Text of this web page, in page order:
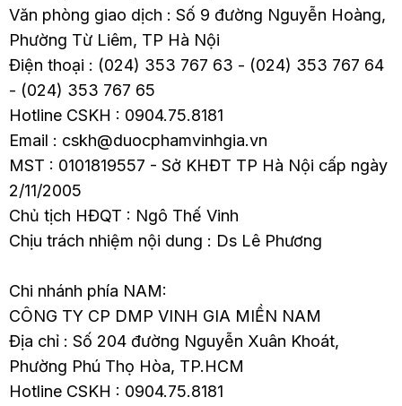
Văn phòng giao dịch : Số 9 đường Nguyễn Hoàng,
Phường Từ Liêm, TP Hà Nội
Điện thoại : (024) 353 767 63 - (024) 353 767 64
- (024) 353 767 65
Hotline CSKH : 0904.75.8181
Email : cskh@duocphamvinhgia.vn
MST : 0101819557 - Sở KHĐT TP Hà Nội cấp ngày
2/11/2005
Chủ tịch HĐQT : Ngô Thế Vinh
Chịu trách nhiệm nội dung : Ds Lê Phương
Chi nhánh phía NAM:
CÔNG TY CP DMP VINH GIA MIỀN NAM
Địa chỉ : Số 204 đường Nguyễn Xuân Khoát,
Phường Phú Thọ Hòa, TP.HCM
Hotline CSKH : 0904.75.8181